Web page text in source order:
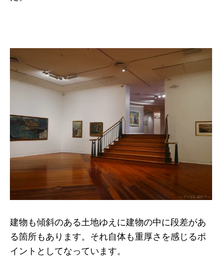
建物も傾斜のある土地ゆえに建物の中に段差があ
る箇所もあります。それ自体も重厚さを感じるポ
イントとしてなっています。